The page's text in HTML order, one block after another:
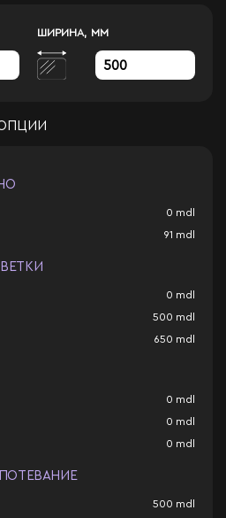
ШИРИНА, ММ
0 mdl
91 mdl
0 mdl
500 mdl
650 mdl
0 mdl
0 mdl
0 mdl
500 mdl